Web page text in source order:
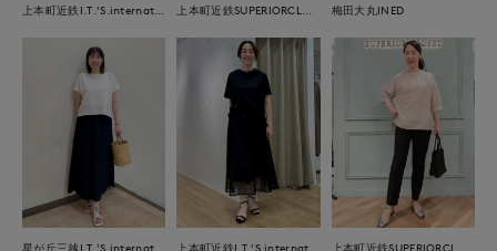
梅田大丸INED